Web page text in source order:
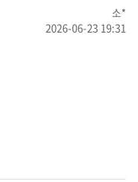
소*
2026-06-23 19:31